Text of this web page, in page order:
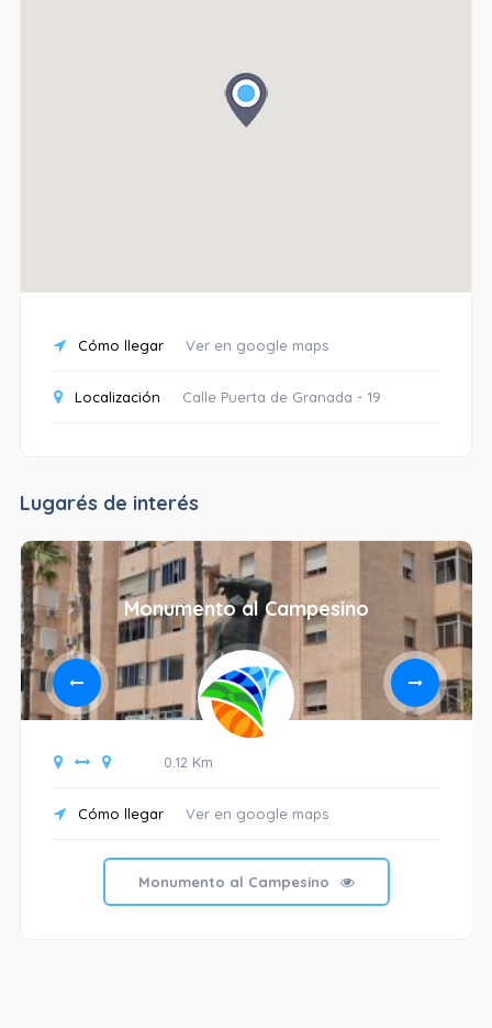
Cómo llegar Ver en google maps
Localización Calle Puerta de Granada - 19
Lugarés de interés
Monumento al Campesino
0.12 Km
Cómo llegar Ver en google maps
Monumento al Campesino